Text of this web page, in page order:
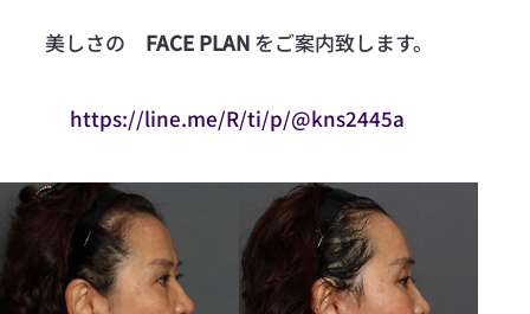
美しさの FACE PLAN をご案内致します。
https://line.me/R/ti/p/@kns2445a